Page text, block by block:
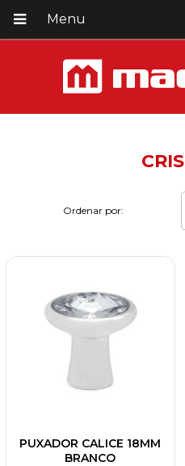
Menu
Ordenar por:
PUXADOR CALICE 18MM
BRANCO